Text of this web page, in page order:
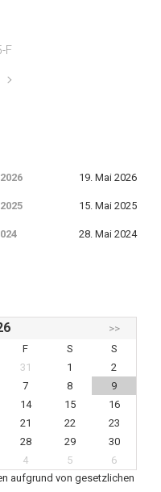
F
19. Mai 2026
15. Mai 2025
28. Mai 2024
>>
F S
S
31 1
2
7 8
9
14 15
16
21 22
23
28 29
30
4 5
6
aufgrund von gesetzlichen